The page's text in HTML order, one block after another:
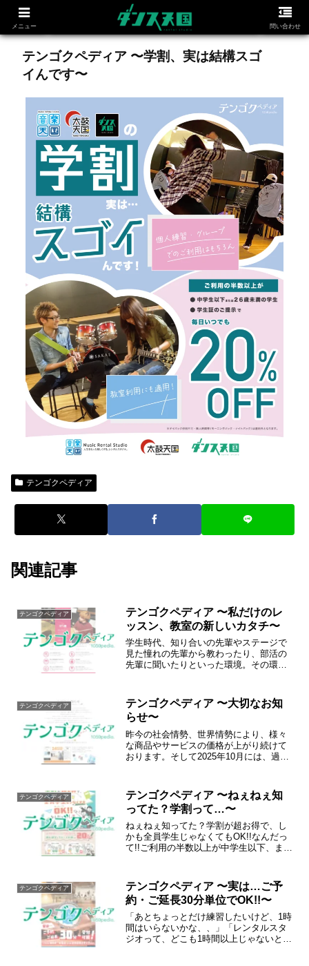
テンゴクペディア 〜学割、実は結構スゴ
イんです〜
テンゴクペディア
関連記事
テンゴクペディア
テンゴクペディア 〜私だけのレ
ッスン、教室の新しいカタチ〜
学生時代、知り合いの先輩やステージで
見た憧れの先輩から教わったり、部活の
先輩に聞いたりといった環境。その環
テンゴクペディア
テンゴクペディア 〜大切なお知
らせ〜
昨今の社会情勢、世界情勢により、様々
な商品やサービスの価格が上がり続けて
おります。そして2025年10月には、過去
て、検討を重ねた結果…
テンゴクペディア
テンゴクペディア 〜ねぇねぇ知
ってた？学割って…〜
ねぇねぇ知ってた？学割が超お得で、し
かも全員学生じゃなくてもOK!!なんだっ
て!!ご利用の半数以上が中学生以下、また
でも20%OFF!!※セルフタイム(モーニン
グパッ...
テンゴクペディア
テンゴクペディア 〜実は…ご予
約・ご延長30分単位でOK!!〜
「あとちょっとだけ練習したいけど、1時
間はいらないかな、、」「レンタルスタ
ジオって、どこも1時間以上じゃないと予
メニュー 問い合わせ